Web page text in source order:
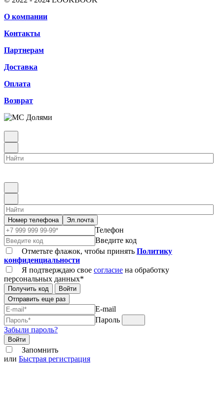
О компании
Контакты
Партнерам
Доставка
Оплата
Возврат
Номер телефона Эл.почта
Телефон
Введите код
Отметьте флажок, чтобы принять Политику
конфиденциальности
Я подтверждаю свое согласие на обработку
персональных данных*
Получить код
Войти
Отправить еще раз
E-mail
Пароль
Забыли пароль?
Войти
Запомнить
или Быстрая регистрация